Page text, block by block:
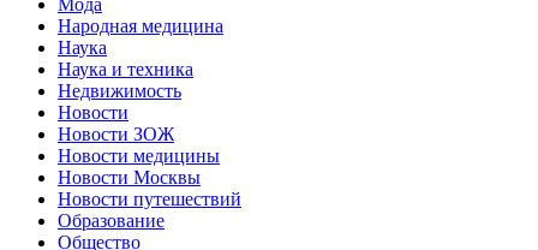
Народная медицина
Наука
Наука и техника
Недвижимость
Новости
Новости ЗОЖ
Новости медицины
Новости Москвы
Новости путешествий
Образование
Общество